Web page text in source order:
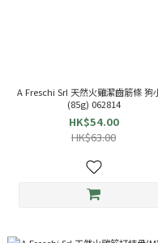
A Freschi SrI 天然火雞潔齒筋條 狗
(85g) 062814
HK$54.00
HK$63.00